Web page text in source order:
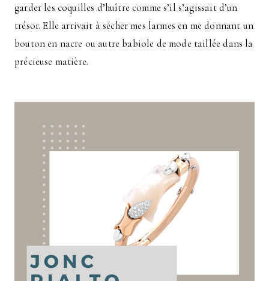
garder les coquilles d’huître comme s’il s’agissait d’un
trésor. Elle arrivait à sécher mes larmes en me donnant un
bouton en nacre ou autre babiole de mode taillée dans la
précieuse matière.